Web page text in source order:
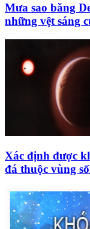
Mưa sao băng
những vệt sáng
Xác định được
đá thuộc vùng